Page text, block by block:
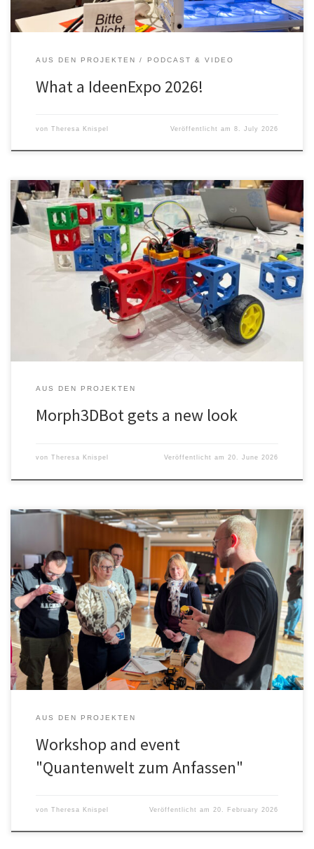
AUS DEN PROJEKTEN PODCAST & VIDEO
What a IdeenExpo 2026!
von Theresa Knispel Veröffentlicht am8. July 2026
Morph3DBot in neuem Gewand Unsere Projekte haben immer
den Ansatz nachhaltig zu sein und dauerhaft eine Veränderung,
Verbesserung oder auch Weiterentwicklung von Forschung und
Lehre voran zu treiben. Eines dieser Projekte ist Morph3DBot. Der
Morph3DBot ist ein modularer Robotik-Bausatz, der
praxisorientiertes Lernen lebendig macht – ideal für MINT-
Unterricht, Projekttage oder […]
AUS DEN PROJEKTEN
Morph3DBot gets a new look
von Theresa Knispel Veröffentlicht am20. June 2026
Quantenwelt zum Anfassen Wir bemühen uns Wissen weiter zu
tragen und der Öffentlichkeit verständlich zu machen, dass der
Einstieg in die Quantenphysik gar nicht kompliziert sein muss. Aber
manchmal braucht es auch die richtigen Multiplikatoren, um die
Message weiterzutragen. Genau da hat das zweitägige Event
„Quantenwelt zum Anfassen“ angesetzt. Am […]
AUS DEN PROJEKTEN
Workshop and event
"Quantenwelt zum Anfassen"
von Theresa Knispel Veröffentlicht am 20. February 2026